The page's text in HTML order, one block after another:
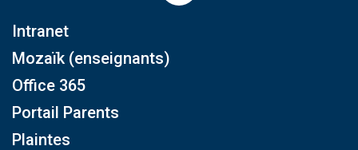
Intranet
Mozaïk (enseignants)
Office 365
Portail Parents
Plaintes